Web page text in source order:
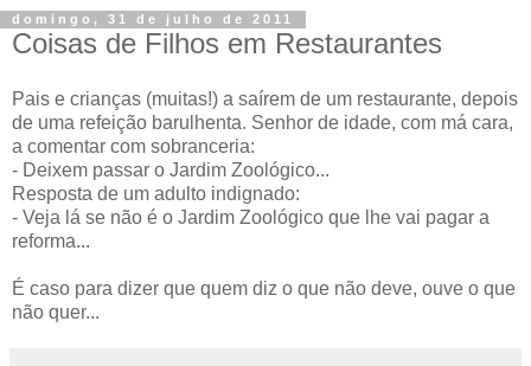
domingo, 31 de julho de 2011
Coisas de Filhos em Restaurantes
Pais e crianças (muitas!) a saírem de um restaurante, depois
de uma refeição barulhenta. Senhor de idade, com má cara,
a comentar com sobranceria:
- Deixem passar o Jardim Zoológico...
Resposta de um adulto indignado:
- Veja lá se não é o Jardim Zoológico que lhe vai pagar a
reforma...
É caso para dizer que quem diz o que não deve, ouve o que
não quer...